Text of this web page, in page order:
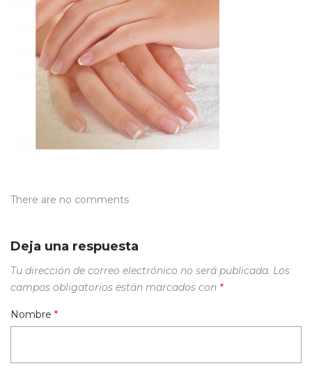
There are no comments
Deja una respuesta
Tu dirección de correo electrónico no será publicada. Los
campos obligatorios están marcados con *
Nombre *